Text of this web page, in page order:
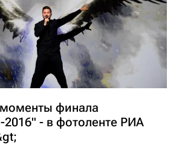
финала
2016" - в фотоленте РИА